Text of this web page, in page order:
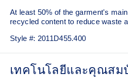
At least 50% of the garment's
recycled content to reduce waste
Style #: 2011D455.400
เทคโนโลยีและคุณสม